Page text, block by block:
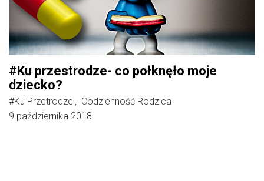
#Ku przestrodze- co połknęło moje
dziecko?
#Ku Przetrodze ,
Codzienność Rodzica
9 października 2018